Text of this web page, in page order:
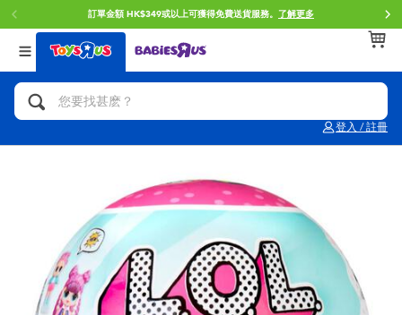
訂單金額 HK$349或以上可獲得免費送貨服務。 了解更多
登入 / 註冊
返回
分類目錄
人氣英雄,角色扮演,射擊玩具
拼砌組合及樂高LEGO
玩具車,貨車,火車及遙控系列
手工藝,文具,蠟筆,泥膠,畫板
返回
品牌
Brunch Brother 早午餐兄弟
Spider-Man蜘蛛俠
Mini Brands
Play-Doh培樂多
返回
年齢
0~2歳
8~11歳
12~14歳